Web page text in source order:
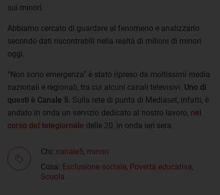
sui minori.
Abbiamo cercato di guardare al fenomeno e analizzarlo
secondo dati riscontrabili nella realtà di milioni di minori
oggi.
“Non sono emergenza” è stato ripreso da moltissimi media
nazionali e regionali, tra cui alcuni canali televisivi. Uno di
questi è Canale 5. Sulla rete di punta di Mediaset, infatti, è
andato in onda un servizio dedicato al nostro lavoro, nel
corso del telegiornale delle 20, in onda ieri sera.
Chi: canale5, minori
Cosa: Esclusione sociale, Povertà educativa,
Scuola